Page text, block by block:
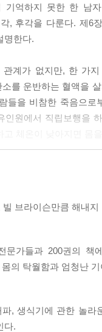
기억하지 못한 한 남
, 후각을 다룬다. 제6
명한다.
관계가 없지만, 한 가
를 운반하는 혈액을
들을 비참한 죽음으
인원에서 직립보행을
면역 질환이나 알레
현대인들의 걱정거
식물의 열량, 탄수화
족한 삶을 누리게 되
을 소화시키고 영양
이야기를 들려준다.
면 주기는 어떻게 알
브라이슨만큼 해내지
가들과 200권의 책
의 탁월함과 엄청난 기
파, 생식기에 관한 놀
다.